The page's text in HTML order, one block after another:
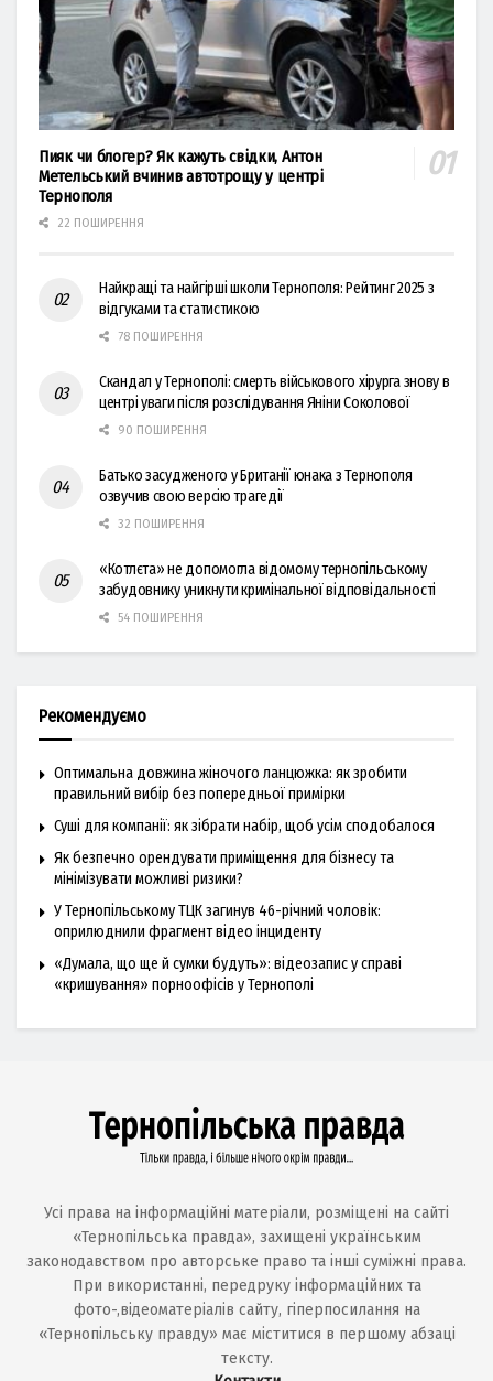
Пияк чи блогер? Як кажуть свідки, Антон
Метельський вчинив автотрощу у центрі
Тернополя
22 ПОШИРЕННЯ
Найкращі та найгірші школи Тернополя: Рейтинг 2025 з
відгуками та статистикою
78 ПОШИРЕННЯ
Скандал у Тернополі: смерть військового хірурга знову в
центрі уваги після розслідування Яніни Соколової
90 ПОШИРЕННЯ
Батько засудженого у Британії юнака з Тернополя
озвучив свою версію трагедії
32 ПОШИРЕННЯ
«Котлєта» не допомогла відомому тернопільському
забудовнику уникнути кримінальної відповідальності
54 ПОШИРЕННЯ
Рекомендуємо
Оптимальна довжина жіночого ланцюжка: як зробити
правильний вибір без попередньої примірки
Суші для компанії: як зібрати набір, щоб усім сподобалося
Як безпечно орендувати приміщення для бізнесу та
мінімізувати можливі ризики?
У Тернопільському ТЦК загинув 46-річний чоловік:
оприлюднили фрагмент відео інциденту
«Думала, що ще й сумки будуть»: відеозапис у справі
«кришування» порноофісів у Тернополі
Усі права на інформаційні матеріали, розміщені на сайті
«Тернопільська правда», захищені українським
законодавством про авторське право та інші суміжні права.
При використанні, передруку інформаційних та
фото-,відеоматеріалів сайту, гіперпосилання на
«Тернопільську правду» має міститися в першому абзаці
тексту.